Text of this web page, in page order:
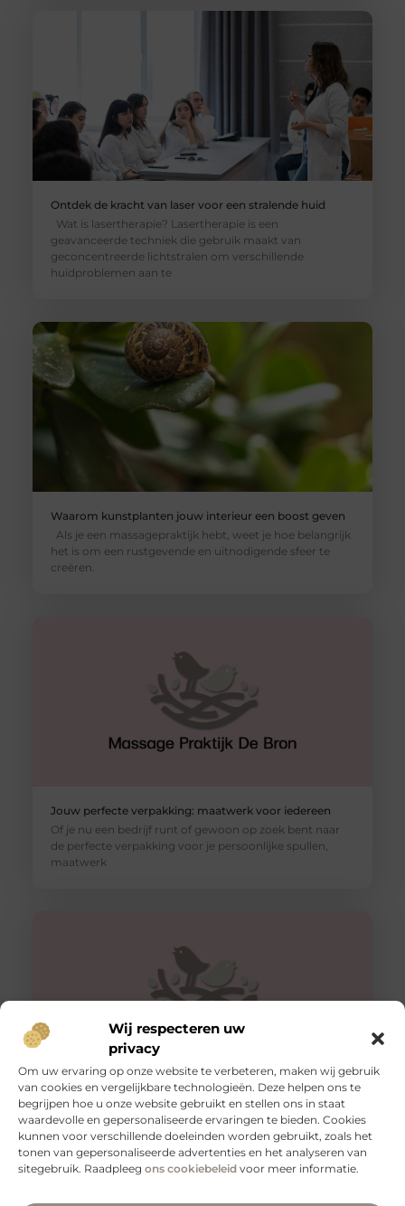
Wij respecteren uw
privacy
Om uw ervaring op onze website te verbeteren, maken wij gebruik
van cookies en vergelijkbare technologieën. Deze helpen ons te
begrijpen hoe u onze website gebruikt en stellen ons in staat
waardevolle en gepersonaliseerde ervaringen te bieden. Cookies
kunnen voor verschillende doeleinden worden gebruikt, zoals het
tonen van gepersonaliseerde advertenties en het analyseren van
sitegebruik. Raadpleeg ons cookiebeleid voor meer informatie.
Ontdek de kracht van laser voor een stralende huid
Wat is lasertherapie? Lasertherapie is een
geavanceerde techniek die gebruik maakt van
geconcentreerde lichtstralen om verschillende
huidproblemen aan te
Waarom kunstplanten jouw interieur een boost geven
Als je een massagepraktijk hebt, weet je hoe belangrijk
het is om een rustgevende en uitnodigende sfeer te
creëren.
Jouw perfecte verpakking: maatwerk voor iedereen
Of je nu een bedrijf runt of gewoon op zoek bent naar
de perfecte verpakking voor je persoonlijke spullen,
maatwerk
Veilig vervoeren: waarom aanhangernetten onmisbaar
zijn
Als je regelmatig spullen vervoert met een aanhanger,
weet je hoe belangrijk het is om je lading veilig en stevig